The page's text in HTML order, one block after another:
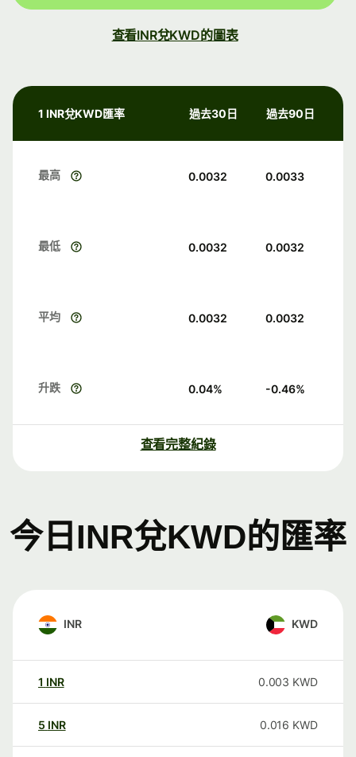
查看INR兌KWD的圖表
1 INR兌KWD匯率 過去30日 過去90日
最高 0.0032 0.0033
最低 0.0032 0.0032
平均 0.0032 0.0032
升跌 0.04% -0.46%
查看完整紀錄
今日INR兌KWD的匯率
INR KWD
1 INR 0.003 KWD
5 INR 0.016 KWD